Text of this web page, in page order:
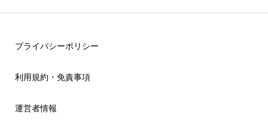
プライバシーポリシー
利用規約・免責事項
運営者情報